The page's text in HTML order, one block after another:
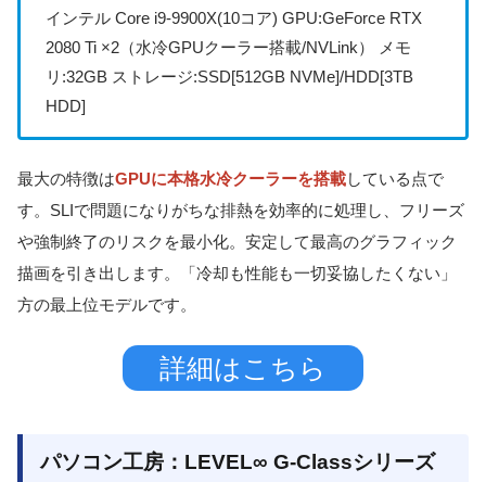
インテル Core i9-9900X(10コア) GPU:GeForce RTX
2080 Ti ×2（水冷GPUクーラー搭載/NVLink） メモ
リ:32GB ストレージ:SSD[512GB NVMe]/HDD[3TB
HDD]
最大の特徴はGPUに本格水冷クーラーを搭載している点で
す。SLIで問題になりがちな排熱を効率的に処理し、フリーズ
や強制終了のリスクを最小化。安定して最高のグラフィック
描画を引き出します。「冷却も性能も一切妥協したくない」
方の最上位モデルです。
詳細はこちら
パソコン工房：LEVEL∞ G-Classシリーズ